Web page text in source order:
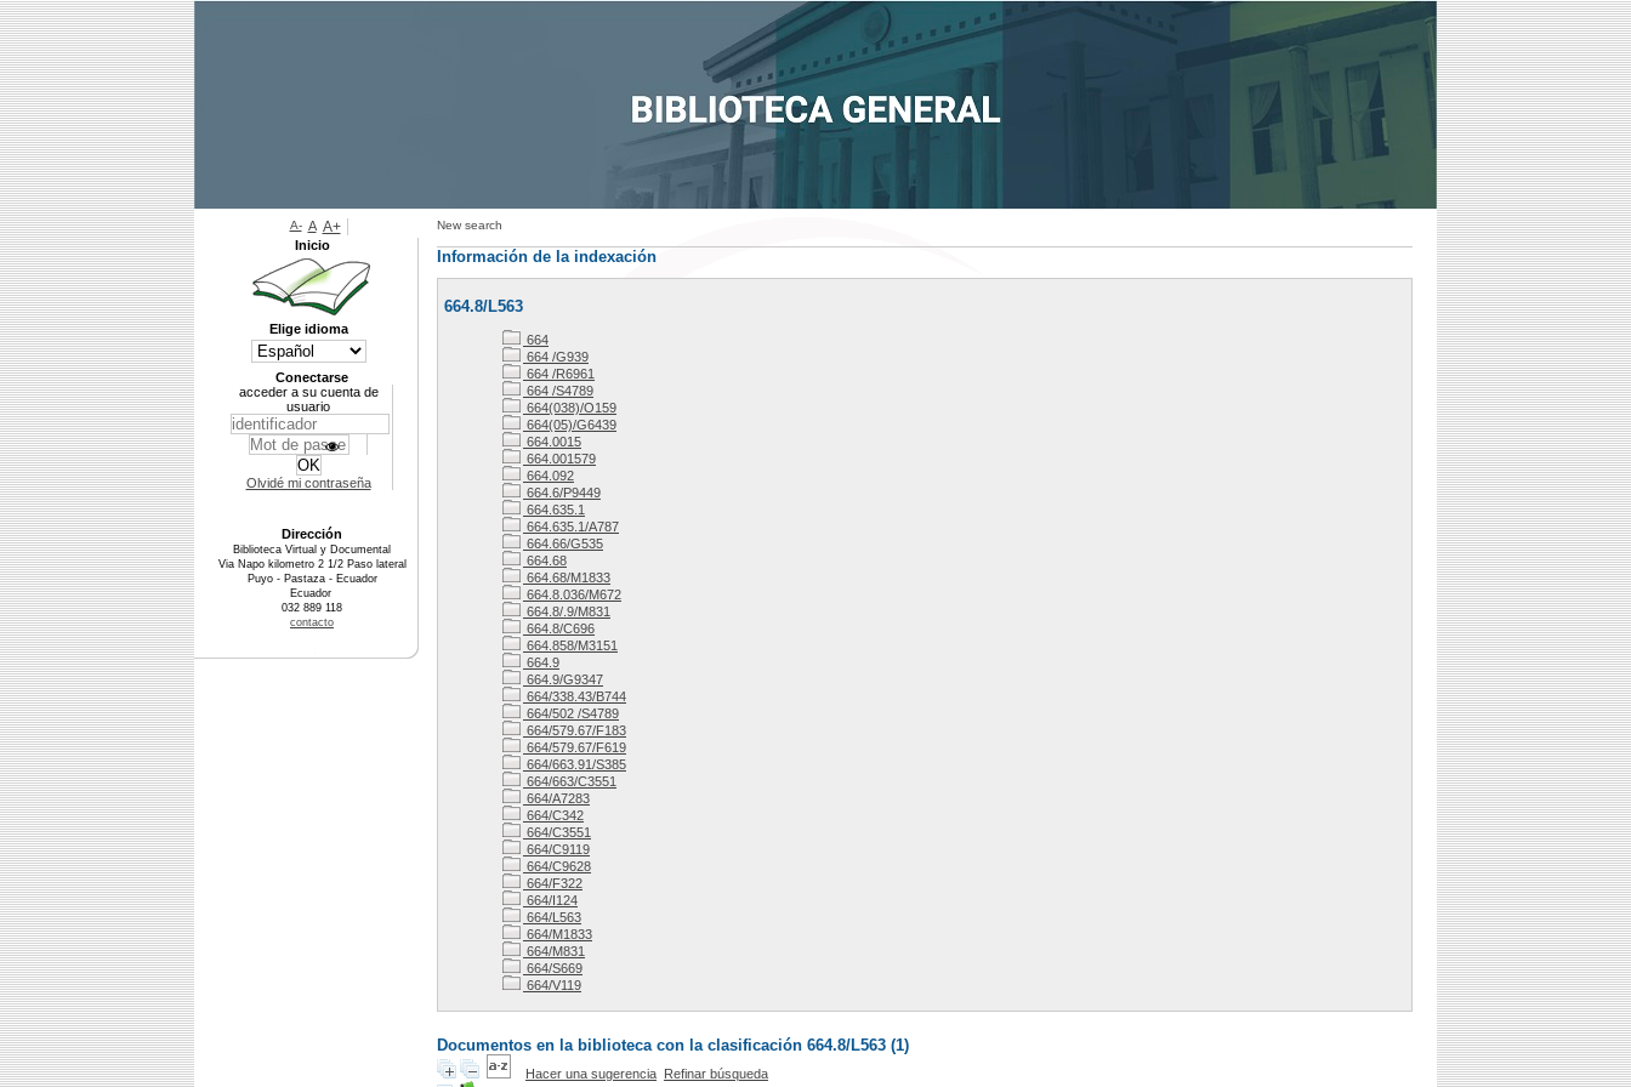
New search
Información de la indexación
664.8/L563
664
664 /G939
664 /R6961
664 /S4789
664(038)/O159
664(05)/G6439
664.0015
664.001579
664.092
664.6/P9449
664.635.1
664.635.1/A787
664.66/G535
664.68
664.68/M1833
664.8.036/M672
664.8/.9/M831
664.8/C696
664.858/M3151
664.9
664.9/G9347
664/338.43/B744
664/502 /S4789
664/579.67/F183
664/579.67/F619
664/663.91/S385
664/663/C3551
664/A7283
664/C342
664/C3551
664/C9119
664/C9628
664/F322
664/I124
664/L563
664/M1833
664/M831
664/S669
664/V119
Documentos en la biblioteca con la clasificación 664.8/L563 (1)
Hacer una sugerencia Refinar búsqueda
A- A A+
Inicio
Elige idioma
Conectarse
acceder a su cuenta de
usuario
Olvidé mi contraseña
Dirección
Biblioteca Virtual y Documental
Via Napo kilometro 2 1/2 Paso lateral
Puyo - Pastaza - Ecuador
Ecuador
032 889 118
contacto